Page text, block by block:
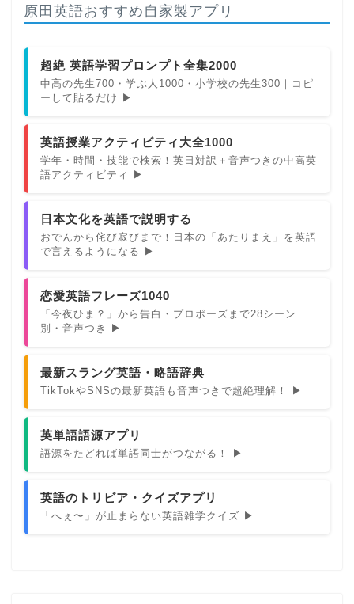
原田英語おすすめ自家製アプリ
超絶 英語学習プロンプト全集2000
中高の先生700・学ぶ人1000・小学校の先生300｜コピ
ーして貼るだけ ▶
英語授業アクティビティ大全1000
学年・時間・技能で検索！英日対訳＋音声つきの中高英
語アクティビティ ▶
日本文化を英語で説明する
おでんから侘び寂びまで！日本の「あたりまえ」を英語
で言えるようになる ▶
恋愛英語フレーズ1040
「今夜ひま？」から告白・プロポーズまで28シーン
別・音声つき ▶
最新スラング英語・略語辞典
TikTokやSNSの最新英語も音声つきで超絶理解！ ▶
英単語語源アプリ
語源をたどれば単語同士がつながる！ ▶
英語のトリビア・クイズアプリ
「へぇ〜」が止まらない英語雑学クイズ ▶